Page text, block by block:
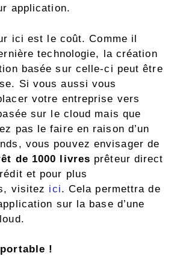
application.
ici est le coût. Comme il
technologie, la création
basée sur celle-ci peut être
Si vous aussi vous
votre entreprise vers
sur le cloud mais que
pas le faire en raison d’un
vous pouvez envisager de
de 1000 livres prêteur direct
et pour plus
visitez ici. Cela permettra de
sur la base d’une
!